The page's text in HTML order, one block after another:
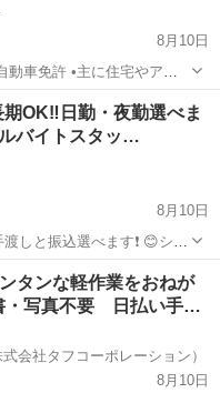
8月10日
OK‼️日勤・夜勤選べま
バイトスタッ…
8月10日
しと振込選べます❗ 😊シフ
❗ 😊経験・資格不要で初心
中です❗ 😊留学生も大歓迎
スタッフ
タンな軽作業をおねが
・写真不要 日払い手…
会社タフコーポレーション）
8月10日